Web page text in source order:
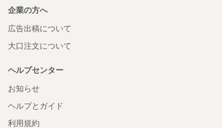
企業の方へ
広告出稿について
大口注文について
ヘルプセンター
お知らせ
ヘルプとガイド
利用規約